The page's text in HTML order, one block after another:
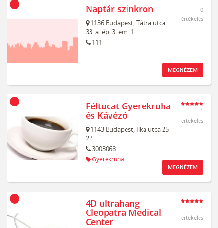
Naptár szinkron
1136 Budapest,Tátra utca
33. a. ép. 3. em. 1.
111
0
értékelés
MEGNÉZEM
Féltucat Gyerekruha
és Kávézó
1143 Budapest, Ilka utca 25-
27.
3003068
Gyerekruha
1
értékelés
MEGNÉZEM
4D ultrahang
Cleopatra Medical
Center
1
értékelés